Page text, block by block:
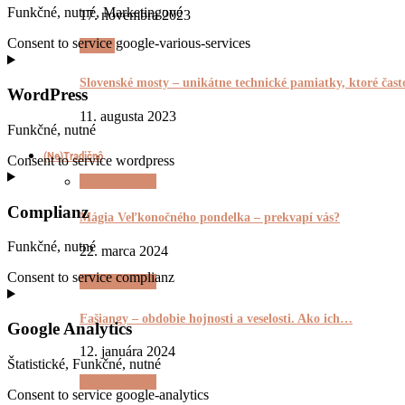
17. novembra 2023
Pyšnô
Slovenské mosty – unikátne technické pamiatky, ktoré
11. augusta 2023
(Ne)Tradičnô
Mágia Veľkonočného pondelka – prekvapí vás?
22. marca 2024
(Ne)Tradičnô
Fašiangy – obdobie hojnosti a veselosti. Ako ich…
12. januára 2024
Funkčné, nutné, Marketingové
Consent to service google-various-services
WordPress
Funkčné, nutné
Consent to service wordpress
Complianz
Funkčné, nutné
Consent to service complianz
Google Analytics
Štatistické, Funkčné, nutné
Consent to service google-analytics